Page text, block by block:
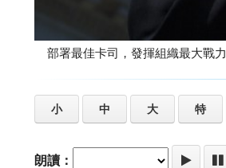
部署最佳卡司，發揮組織最大戰力
小 中 大 特
朗讀：